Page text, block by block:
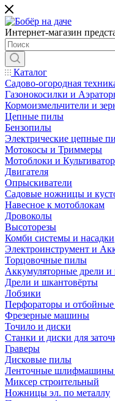
Интернет-магазин
Каталог
Садово-огородная
Газонокосилки и
Кормоизмельчители и
Цепные пилы
Бензопилы
Электрические цепные
Мотокосы и Триммеры
Мотоблоки и
Двигателя
Опрыскиватели
Садовые ножницы и
Навесное к мотоблокам
Дровоколы
Высоторезы
Комби системы и насадки
Электроинструмент и
Торцовочные пилы
Аккумуляторные дрели
Дрели и шкантовёрты
Лобзики
Перфораторы и
Фрезерные машины
Точило и диски
Станки и диски для
Граверы
Дисковые пилы
Ленточные
Миксер строительный
Ножницы эл. по металлу